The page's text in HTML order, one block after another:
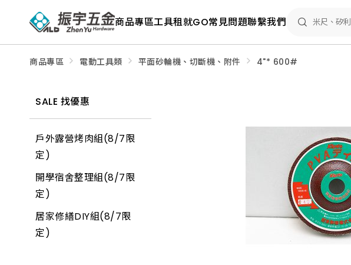
專
商品專區工具租就GO常見問題聯繫我們
商品專區 電動工具類 平面砂輪機、切斷機、附件 4"* 600#
SALE 找優惠
戶外露營烤肉組(8/7限
定)
開學宿舍整理組(8/7限
定)
居家修繕DIY組(8/7限
定)